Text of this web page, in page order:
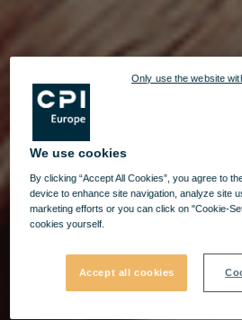
We use cookies
By clicking “Accept All Cookies”, you agree to
device to enhance site navigation, analyze site
marketing efforts or you can click on "Cookie-
cookies yourself.
Accept all cookies
Only use the website